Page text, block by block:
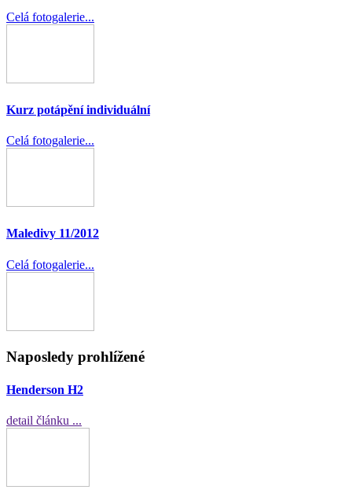
Celá fotogalerie...
Kurz potápění individuální
Celá fotogalerie...
Maledivy 11/2012
Celá fotogalerie...
Naposledy prohlížené
Henderson H2
detail článku ...